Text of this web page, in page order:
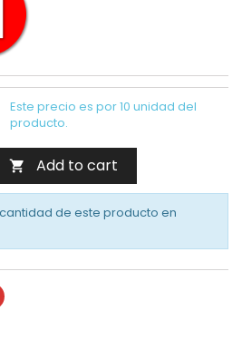
Este precio es por 10 unidad del
producto.
 Add to cart
de este producto en